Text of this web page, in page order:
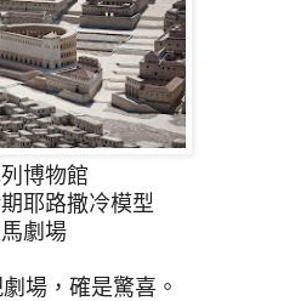
博物館
耶路撒冷模型
劇場
場，確是驚喜。